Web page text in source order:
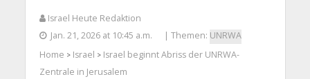
Israel Heute Redaktion
Jan. 21, 2026 at 10:45 a.m.
| Themen: UNRWA
Home > Israel > Israel beginnt Abriss der UNRWA-
Zentrale in Jerusalem